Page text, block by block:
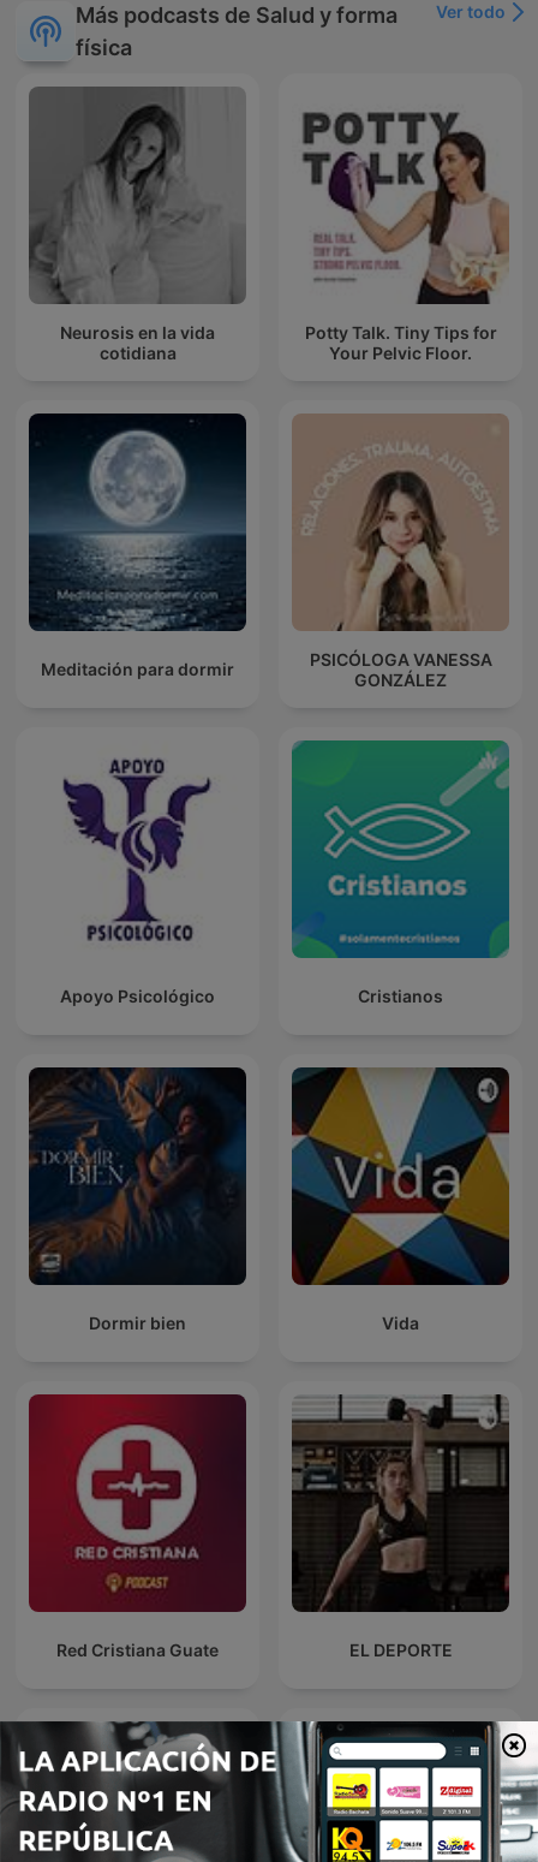
Más podcasts de Salud y forma
física
Ver todo
Neurosis en la vida
cotidiana
Potty Talk. Tiny Tips for
Your Pelvic Floor.
Meditación para dormir
PSICÓLOGA VANESSA
GONZÁLEZ
Apoyo Psicológico Cristianos
Dormir bien Vida
Red Cristiana Guate EL DEPORTE